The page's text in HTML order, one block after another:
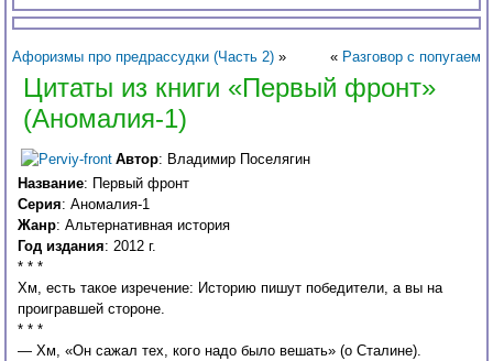
Афоризмы про предрассудки (Часть 2) » « Разговор с попугаем
Цитаты из книги «Первый фронт»
(Аномалия-1)
Автор: Владимир Поселягин
Название: Первый фронт
Серия: Аномалия-1
Жанр: Альтернативная история
Год издания: 2012 г.
* * *
Хм, есть такое изречение: Историю пишут победители, а вы на
проигравшей стороне.
* * *
— Хм, «Он сажал тех, кого надо было вешать» (о Сталине).